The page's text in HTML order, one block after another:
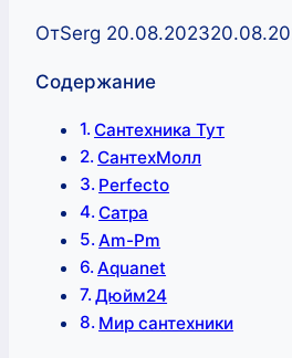
ОтSerg 20.08.2023
Содержание
Сантехника Тут
СантехМолл
Perfecto
Сатра
Am-Pm
Aquanet
Дюйм24
Мир сантехники